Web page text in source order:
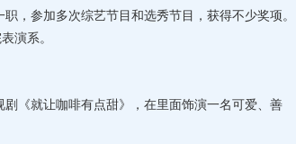
参加多次综艺节目和选秀节目，获得不少奖项。
演系。
就让咖啡有点甜》，在里面饰演一名可爱、善